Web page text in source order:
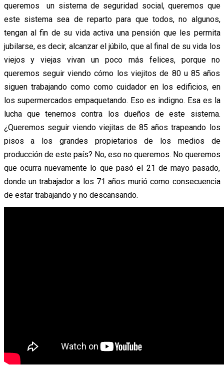
queremos un sistema de seguridad social, queremos que
este sistema sea de reparto para que todos, no algunos,
tengan al fin de su vida activa una pensión que les permita
jubilarse, es decir, alcanzar el júbilo, que al final de su vida los
viejos y viejas vivan un poco más felices, porque no
queremos seguir viendo cómo los viejitos de 80 u 85 años
siguen trabajando como como cuidador en los edificios, en
los supermercados empaquetando. Eso es indigno. Esa es la
lucha que tenemos contra los dueños de este sistema.
¿Queremos seguir viendo viejitas de 85 años trapeando los
pisos a los grandes propietarios de los medios de
producción de este país? No, eso no queremos. No queremos
que ocurra nuevamente lo que pasó el 21 de mayo pasado,
donde un trabajador a los 71 años murió como consecuencia
de estar trabajando y no descansando.